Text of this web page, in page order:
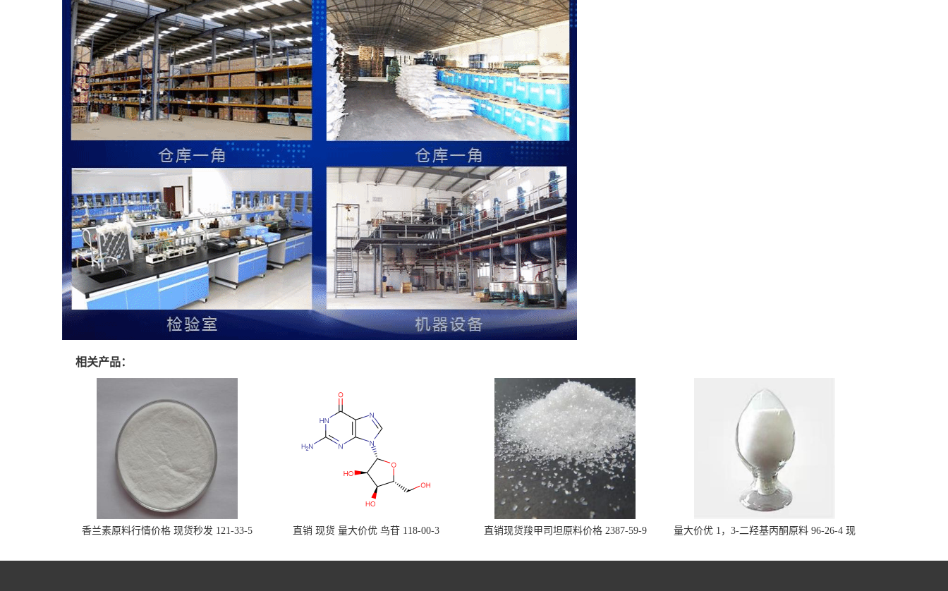
相关产品：
香兰素原料行情价格 现货秒发 121-33-5 直销 现货 量大价优 鸟苷 118-00-3 直销现货羧甲司坦原料价格 2387-59-9
量大价优 1，3-二羟基丙酮原料 96-26-4 现